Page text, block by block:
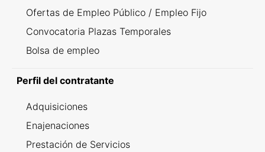
Ofertas de Empleo Público / Empleo Fijo
Convocatoria Plazas Temporales
Bolsa de empleo
Perfil del contratante
Adquisiciones
Enajenaciones
Prestación de Servicios